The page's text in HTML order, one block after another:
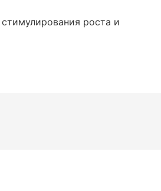
роста и
нуждаются в усиленной